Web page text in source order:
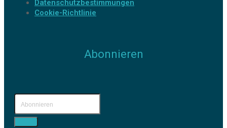
Datenschutzbestimmungen
Cookie-Richtlinie
Abonnieren